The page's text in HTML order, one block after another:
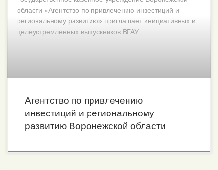
области «Агентство по привлечению инвестиций и
региональному развитию» приглашает инициативных и
целеустремленных выпускников ВГАУ....
Агентство по привлечению
инвестиций и региональному
развитию Воронежской области